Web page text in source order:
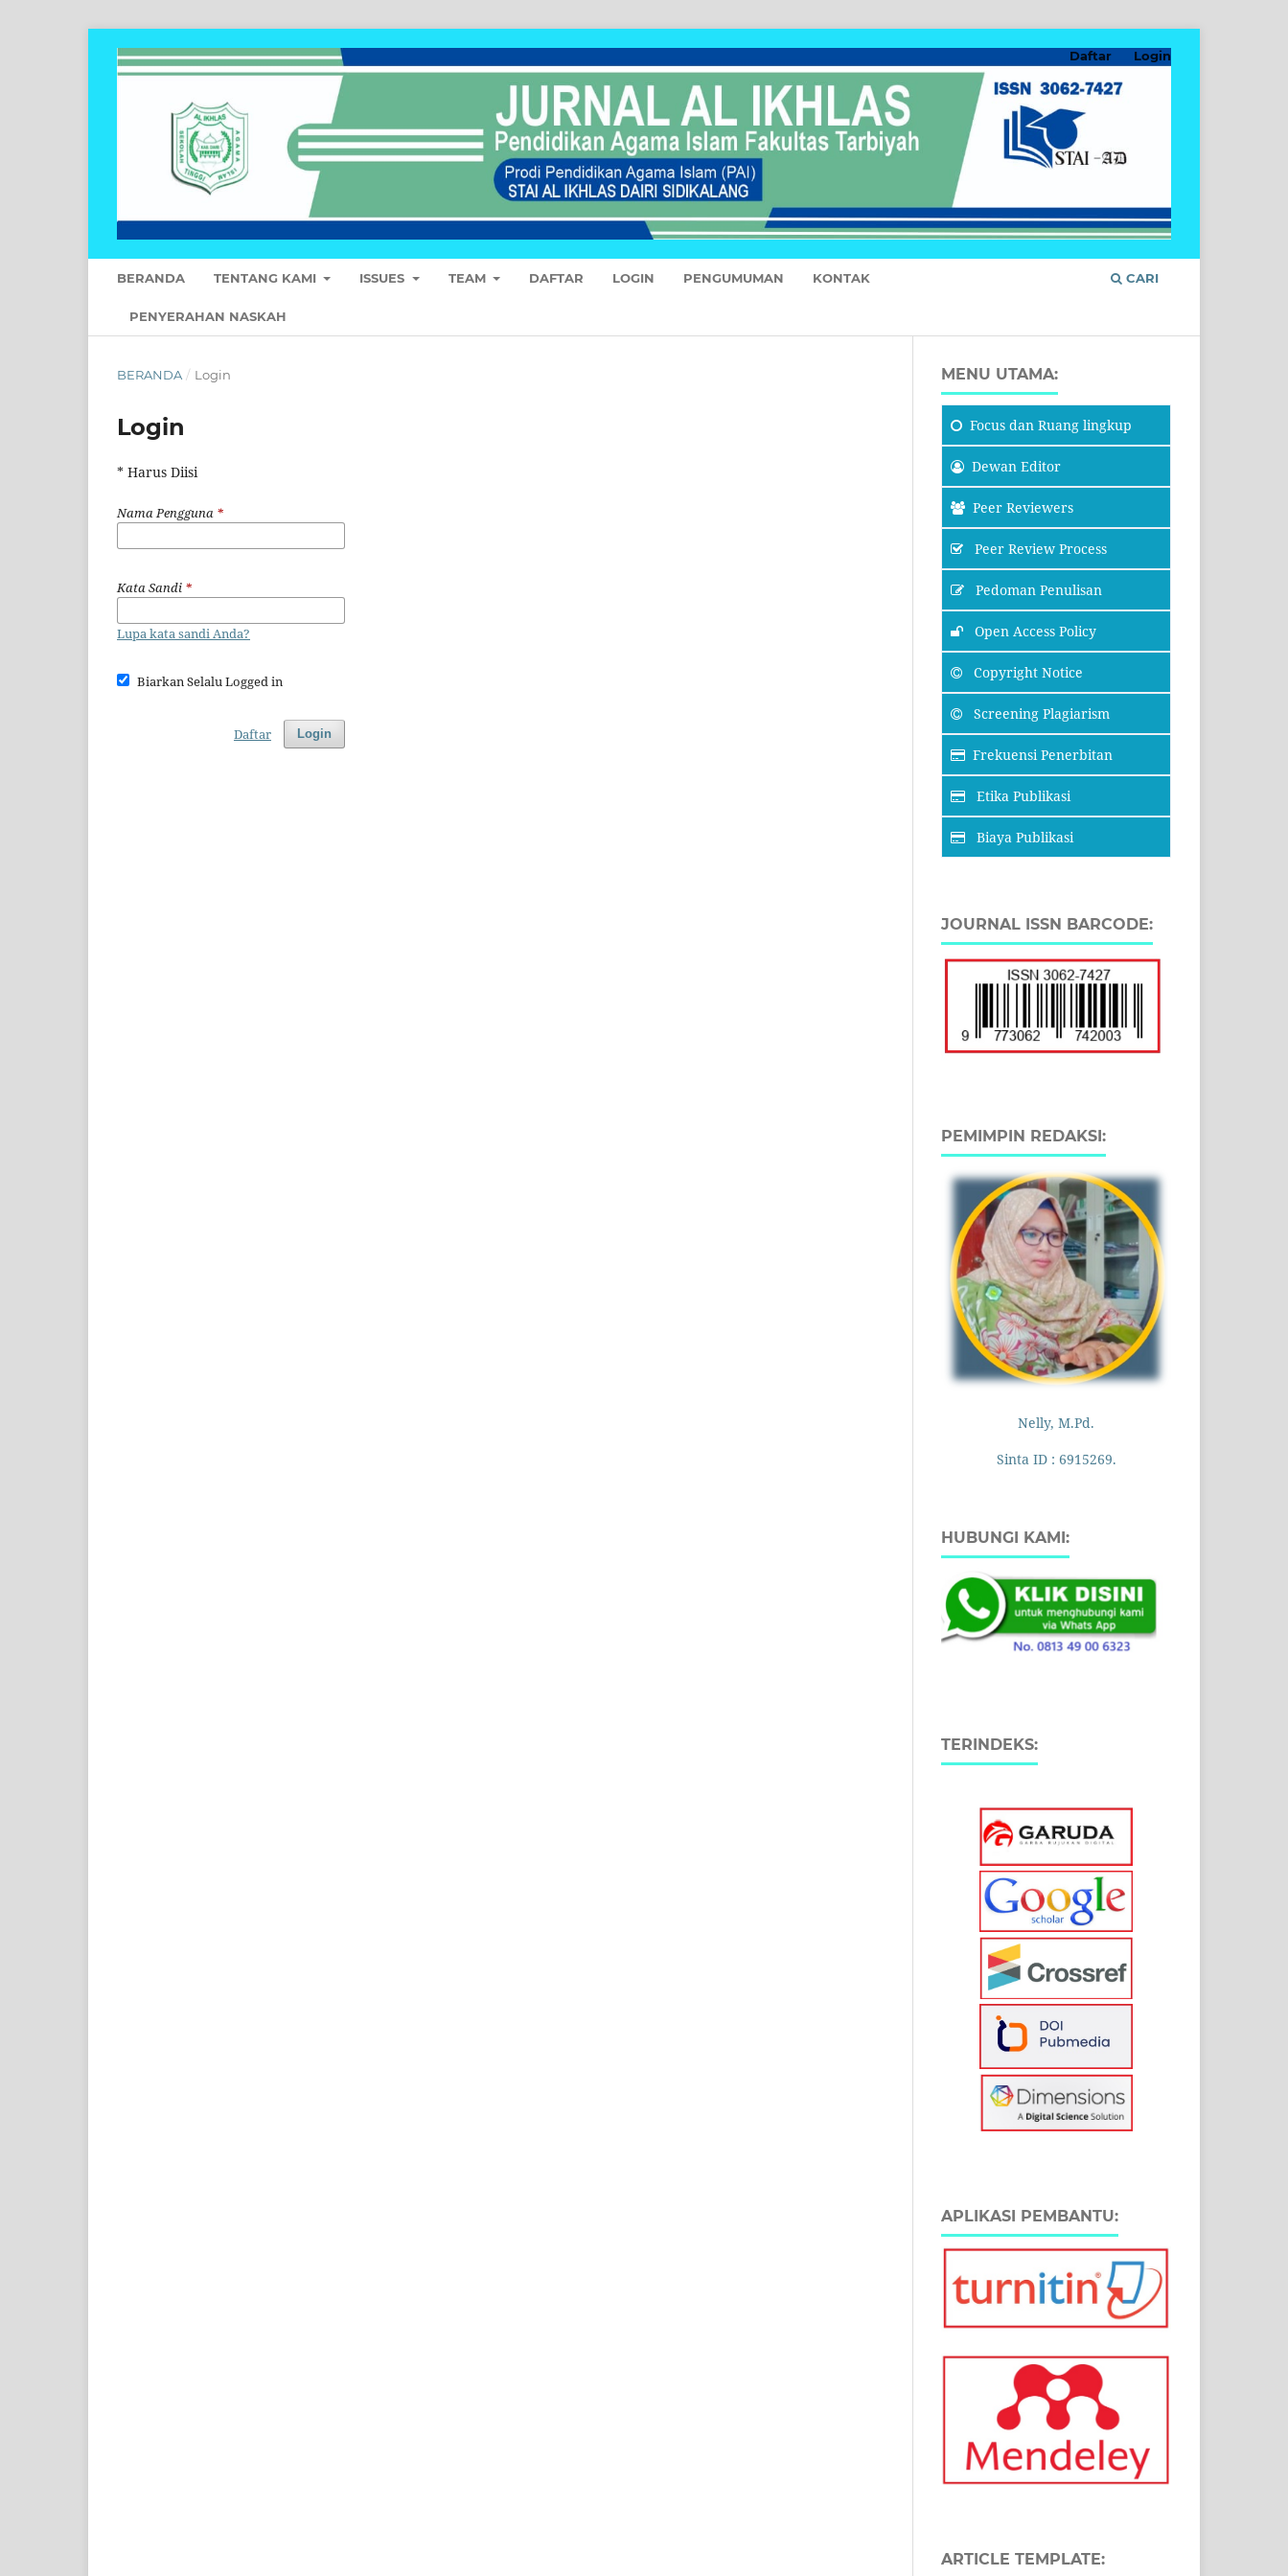
BERANDA TENTANG KAMI ISSUES TEAM DAFTAR LOGIN PENGUMUMAN KONTAK
PENYERAHAN NASKAH
CARI
Daftar Login
BERANDA / Login
Login
* Harus Diisi
Nama Pengguna *
Kata Sandi *
Lupa kata sandi Anda?
Biarkan Selalu Logged in
Login
Daftar
MENU UTAMA:
Focus dan Ruang lingkup
Dewan Editor
Peer Reviewers
Peer Review Process
Pedoman Penulisan
Open Access Policy
Copyright Notice
Screening Plagiarism
Frekuensi Penerbitan
Etika Publikasi
Biaya Publikasi
JOURNAL ISSN BARCODE:
PEMIMPIN REDAKSI:
Nelly, M.Pd.
Sinta ID : 6915269.
HUBUNGI KAMI:
TERINDEKS:
APLIKASI PEMBANTU:
ARTICLE TEMPLATE: